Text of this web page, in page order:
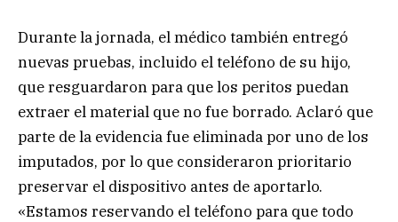
Durante la jornada, el médico también entregó
nuevas pruebas, incluido el teléfono de su hijo,
que resguardaron para que los peritos puedan
extraer el material que no fue borrado. Aclaró que
parte de la evidencia fue eliminada por uno de los
imputados, por lo que consideraron prioritario
preservar el dispositivo antes de aportarlo.
«Estamos reservando el teléfono para que todo